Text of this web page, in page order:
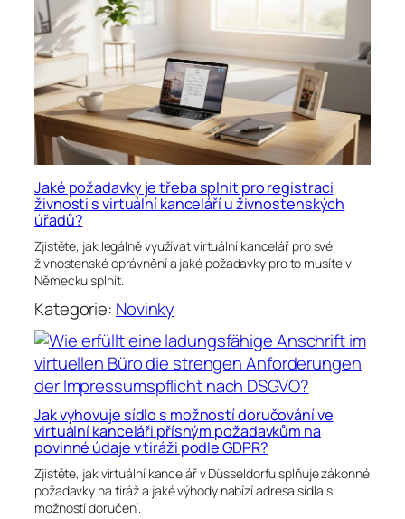
Jaké požadavky je třeba splnit pro registraci
živnosti s virtuální kanceláří u živnostenských
úřadů?
Zjistěte, jak legálně využívat virtuální kancelář pro své
živnostenské oprávnění a jaké požadavky pro to musíte v
Německu splnit.
Kategorie: Novinky
Jak vyhovuje sídlo s možností doručování ve
virtuální kanceláři přísným požadavkům na
povinné údaje v tiráži podle GDPR?
Zjistěte, jak virtuální kancelář v Düsseldorfu splňuje zákonné
požadavky na tiráž a jaké výhody nabízí adresa sídla s
možností doručení.